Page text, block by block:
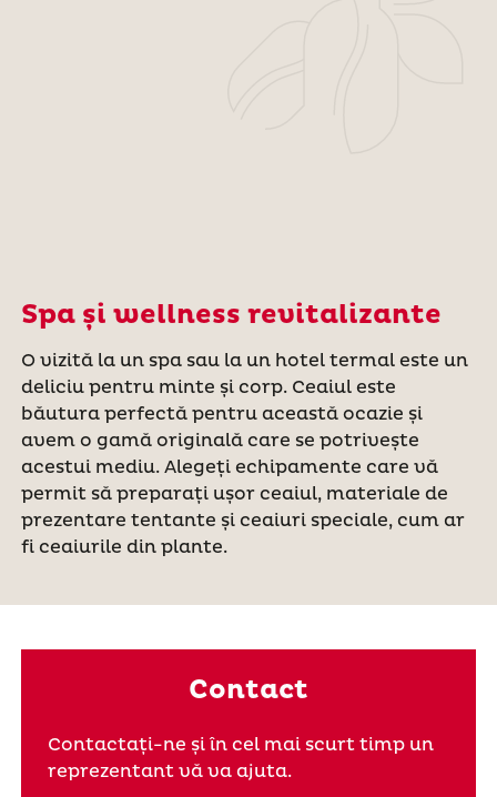
Spa și wellness revitalizante
O vizită la un spa sau la un hotel termal este un
deliciu pentru minte și corp. Ceaiul este
băutura perfectă pentru această ocazie și
avem o gamă originală care se potrivește
acestui mediu. Alegeți echipamente care vă
permit să preparați ușor ceaiul, materiale de
prezentare tentante și ceaiuri speciale, cum ar
fi ceaiurile din plante.
Contact
Contactați-ne și în cel mai scurt timp un
reprezentant vă va ajuta.